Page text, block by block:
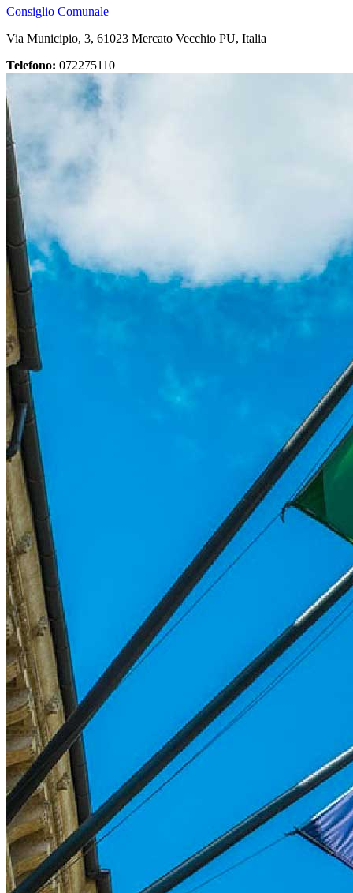
Consiglio Comunale
Via Municipio, 3, 61023 Mercato Vecchio PU, Italia
Telefono: 072275110